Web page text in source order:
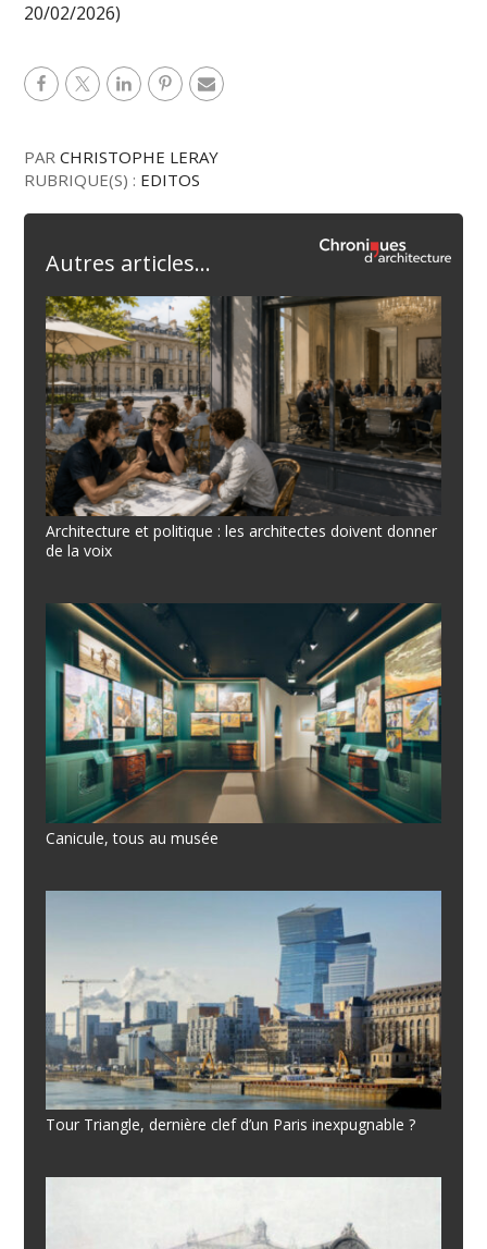
20/02/2026)
PARCHRISTOPHE LERAY
RUBRIQUE(S) : EDITOS
Autres articles...
Architecture et politique : les architectes doivent donner
de la voix
Canicule, tous au musée
Tour Triangle, dernière clef d’un Paris inexpugnable ?